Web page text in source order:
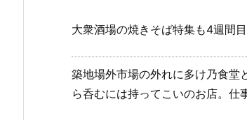
大衆酒場の焼きそば特集も4週間
築地場外市場の外れに多け乃食堂
ら呑むには持ってこいのお店。仕